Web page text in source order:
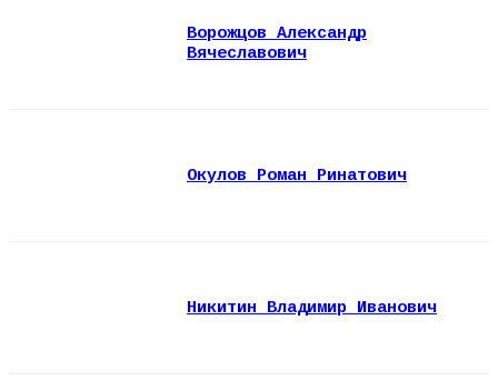
Ворожцов Александр
Вячеславович
Окулов Роман Ринатович
Никитин Владимир Иванович